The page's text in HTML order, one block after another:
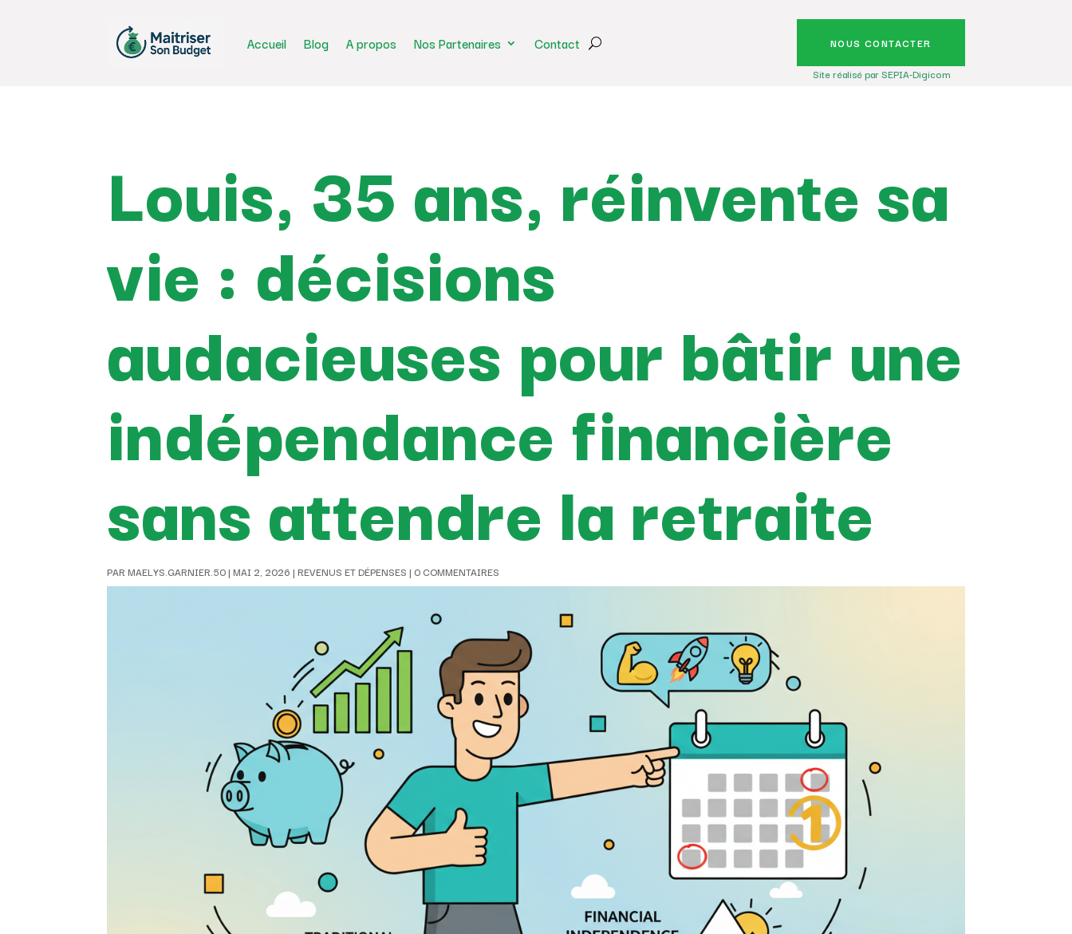
Accueil Blog A propos Nos Partenaires Contact NOUS CONTACTER
Site réalisé par SEPIA-Digicom
Louis, 35 ans, réinvente sa
vie : décisions
audacieuses pour bâtir une
indépendance financière
sans attendre la retraite
PARMAELYS.GARNIER.50|MAI 2, 2026 |REVENUS ET DÉPENSES | 0 COMMENTAIRES